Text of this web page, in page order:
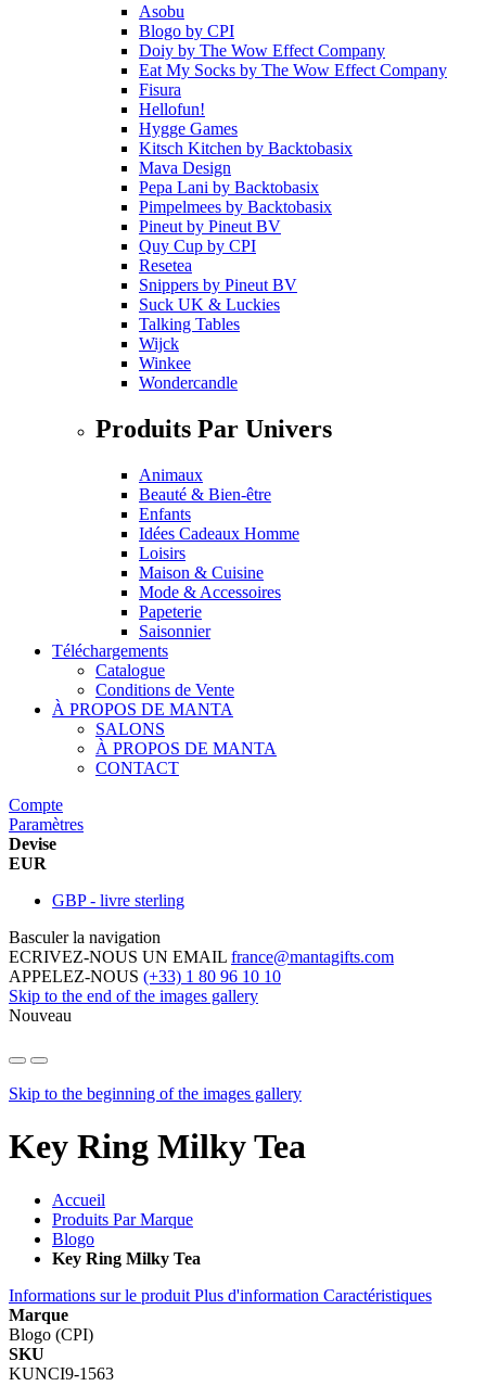
Asobu
Blogo by CPI
Doiy by The Wow Effect Company
Eat My Socks by The Wow Effect Company
Fisura
Hellofun!
Hygge Games
Kitsch Kitchen by Backtobasix
Mava Design
Pepa Lani by Backtobasix
Pimpelmees by Backtobasix
Pineut by Pineut BV
Quy Cup by CPI
Resetea
Snippers by Pineut BV
Suck UK & Luckies
Talking Tables
Wijck
Winkee
Wondercandle
Produits Par Univers
Animaux
Beauté & Bien-être
Enfants
Idées Cadeaux Homme
Loisirs
Maison & Cuisine
Mode & Accessoires
Papeterie
Saisonnier
Téléchargements
Catalogue
Conditions de Vente
À PROPOS DE MANTA
SALONS
À PROPOS DE MANTA
CONTACT
Compte
Paramètres
Devise
EUR
GBP - livre sterling
Basculer la navigation
ECRIVEZ-NOUS UN EMAIL france@mantagifts.com
APPELEZ-NOUS (+33) 1 80 96 10 10
Skip to the end of the images gallery
Nouveau
Skip to the beginning of the images gallery
Key Ring Milky Tea
Accueil
Produits Par Marque
Blogo
Key Ring Milky Tea
Informations sur le produit Plus d'information Caractéristiques
Marque
Blogo (CPI)
SKU
KUNCI9-1563